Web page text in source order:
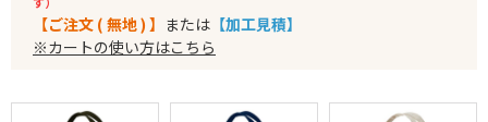
【ご注文 ( 無地 ) 】 または 【加工見積】
※カートの使い方はこちら